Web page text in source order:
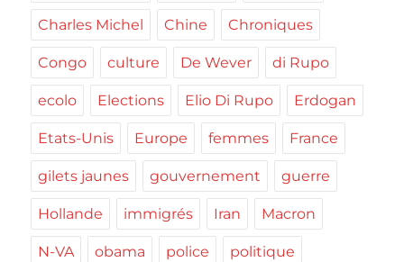
Charles Michel Chine Chroniques
Congo culture De Wever di Rupo
ecolo Elections Elio Di Rupo Erdogan
Etats-Unis Europe femmes France
gilets jaunes gouvernement guerre
Hollande immigrés Iran Macron
N-VA obama police politique